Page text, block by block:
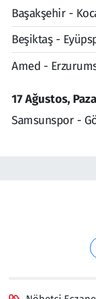
Başakşehir -
Beşiktaş -
Amed -
17 Ağustos,
Samsunspor -